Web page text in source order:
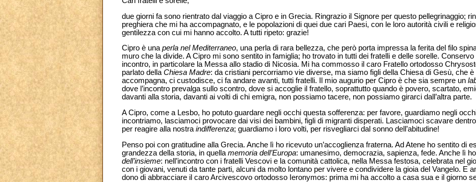
due giorni fa sono rientrato dal viaggio a Cipro e in Grecia. Ringrazio il Signore per questo pellegrinaggio;
preghiera che mi ha accompagnato, e le popolazioni di quei due cari Paesi, con le loro autorità civili e
gentilezza con cui mi hanno accolto. A tutti ripeto: grazie!
Cipro è unaperla nel Mediterraneo, una perla di rara bellezza, che però porta impressa la ferita del filo
muro che la divide. A Cipro mi sono sentito in famiglia; ho trovato in tutti dei fratelli e delle sorelle.
incontro, in particolare la Messa allo stadio di Nicosia. Mi ha commosso il caro Fratello ortodosso
parlato dellaChiesa Madre: da cristiani percorriamo vie diverse, ma siamo figli della Chiesa di Gesù, che
accompagna, ci custodisce, ci fa andare avanti, tutti fratelli. Il mio augurio per Cipro è che sia sempre un
dove l’incontro prevalga sullo scontro, dove si accoglie il fratello, soprattutto quando è povero, scartato,
davanti alla storia, davanti ai volti di chi emigra, non possiamo tacere, non possiamo girarci dall’altra parte.
A Cipro, come a Lesbo, ho potuto guardare negli occhi questa sofferenza: per favore, guardiamo negli
incontriamo, lasciamoci provocare dai visi dei bambini, figli di migranti disperati. Lasciamoci scavare
per reagire alla nostra indifferenza; guardiamo i loro volti, per risvegliarci dal sonno dell’abitudine!
Penso poi con gratitudine alla Grecia. Anche lì ho ricevuto un’accoglienza fraterna. Ad Atene ho sentito di
grandezza della storia, in quella memoria dell’Europa: umanesimo, democrazia, sapienza, fede. Anche lì
dell’insieme: nell’incontro con i fratelli Vescovi e la comunità cattolica, nella Messa festosa, celebrata nel
con i giovani, venuti da tante parti, alcuni da molto lontano per vivere e condividere la gioia del Vangelo. E
dono di abbracciare il caro Arcivescovo ortodosso Ieronymos: prima mi ha accolto a casa sua e il giorno